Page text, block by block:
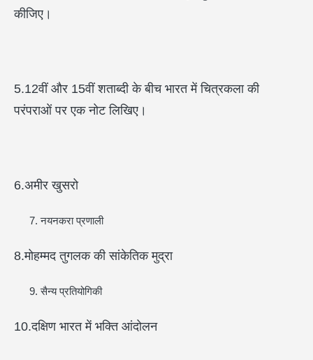
कीजिए।
5.12वीं और 15वीं शताब्दी के बीच भारत में चित्रकला की
परंपराओं पर एक नोट लिखिए।
6.अमीर खुसरो
नयनकरा प्रणाली
8.मोहम्मद तुगलक की सांकेतिक मुद्रा
सैन्य प्रतियोगिकी
10.दक्षिण भारत में भक्ति आंदोलन